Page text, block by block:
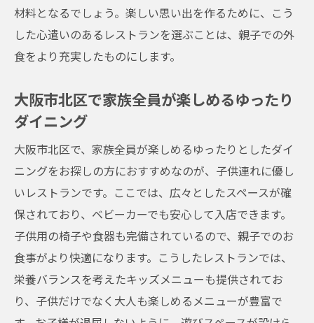
材料となるでしょう。楽しい思い出を作るために、こう
した心遣いのあるレストランを選ぶことは、親子での外
食をより充実したものにします。
大阪市北区で家族全員が楽しめるゆったり
ダイニング
大阪市北区で、家族全員が楽しめるゆったりとしたダイ
ニングをお探しの方におすすめなのが、子供連れに優し
いレストランです。ここでは、広々としたスペースが確
保されており、ベビーカーでも安心して入店できます。
子供用の椅子や食器も完備されているので、親子でのお
食事がより快適になります。こうしたレストランでは、
栄養バランスを考えたキッズメニューも提供されてお
り、子供だけでなく大人も楽しめるメニューが豊富で